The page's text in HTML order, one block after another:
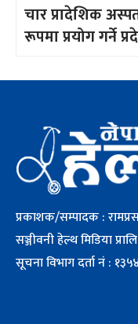
चार प्रादेशिक
रूपमा प्रयोग गर्ने
प्रकाशक/सम्पादक :
सञ्जीवनी हेल्थ मिडिया प्रालि
सूचना विभाग दर्ता नं :